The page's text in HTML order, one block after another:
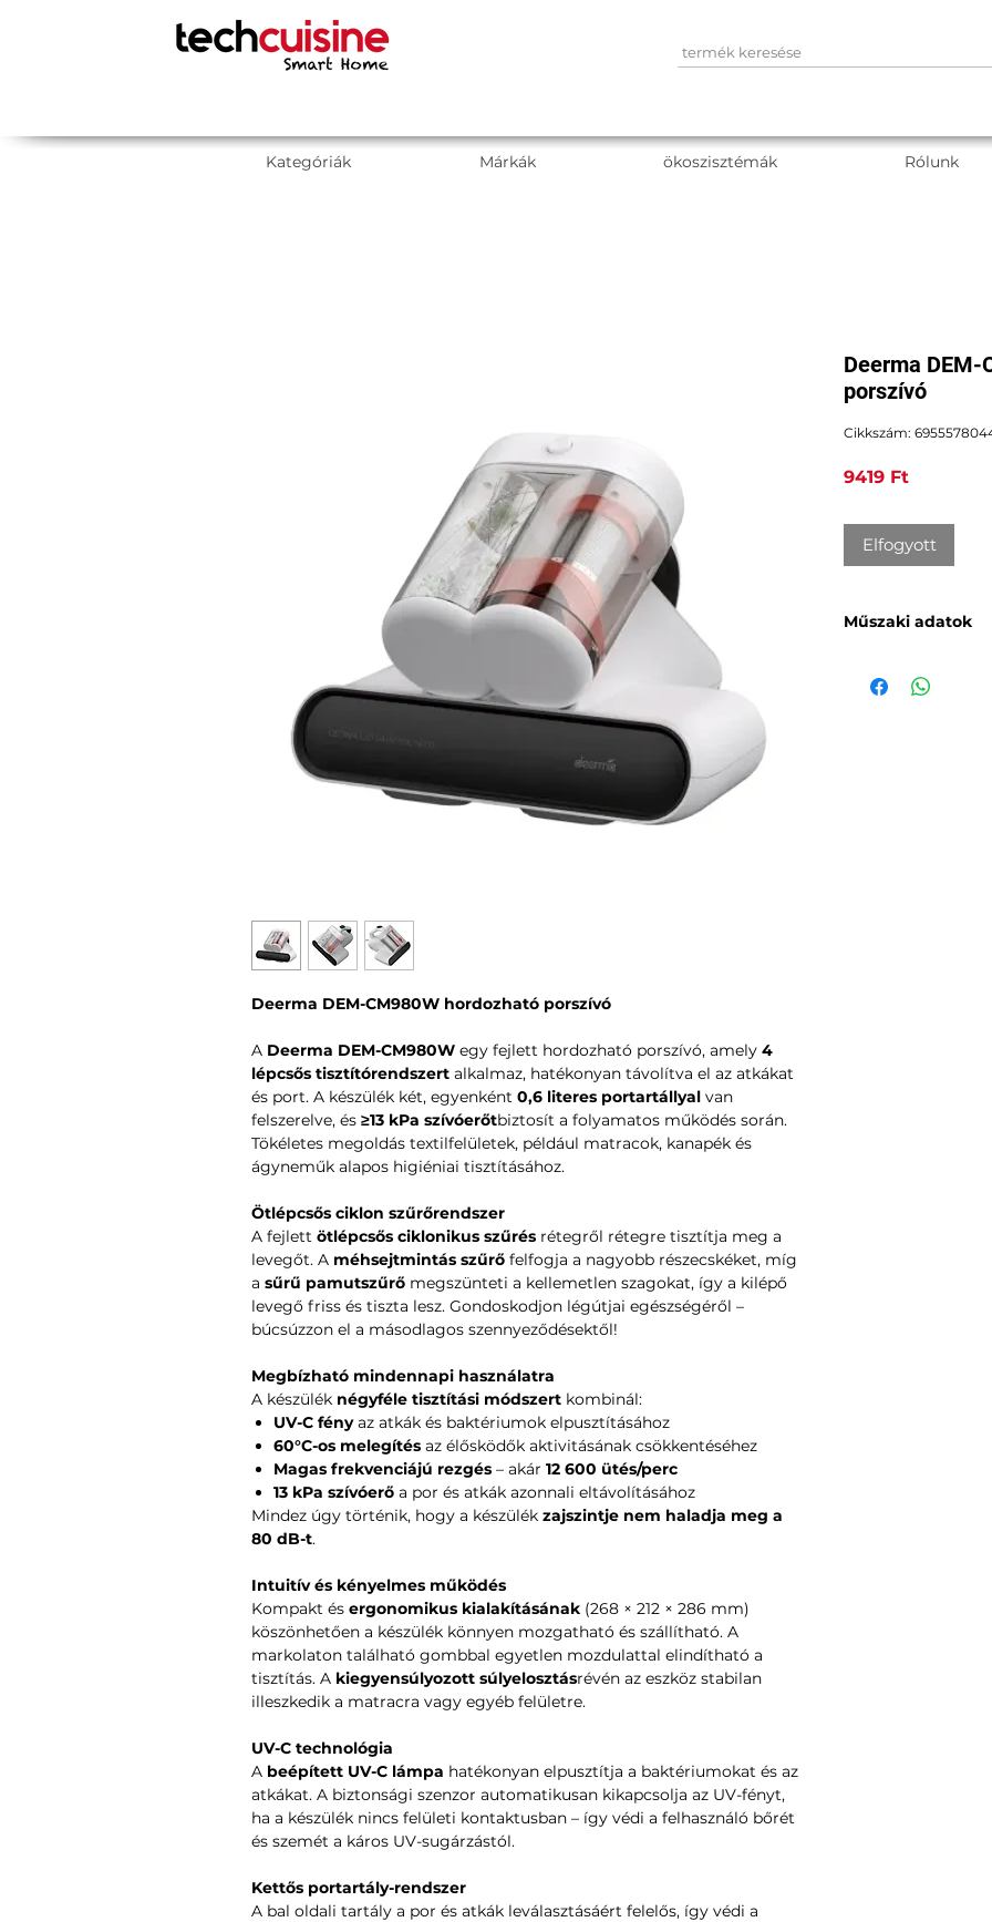
Kategóriák Márkák ökoszisztémák Rólunk
Deerma DEM-CM980W hordozható porszívó
A Deerma DEM-CM980W egy fejlett hordozható porszívó, amely 4
lépcsős tisztítórendszert alkalmaz, hatékonyan távolítva el az atkákat
és port. A készülék két, egyenként 0,6 literes portartállyal van
felszerelve, és ≥13 kPa szívóerőtbiztosít a folyamatos működés során.
Tökéletes megoldás textilfelületek, például matracok, kanapék és
ágyneműk alapos higiéniai tisztításához.
Ötlépcsős ciklon szűrőrendszer
A fejlett ötlépcsős ciklonikus szűrés rétegről rétegre tisztítja meg a
levegőt. A méhsejtmintás szűrő felfogja a nagyobb részecskéket, míg
a sűrű pamutszűrő megszünteti a kellemetlen szagokat, így a kilépő
levegő friss és tiszta lesz. Gondoskodjon légútjai egészségéről –
búcsúzzon el a másodlagos szennyeződésektől!
Megbízható mindennapi használatra
A készülék négyféle tisztítási módszert kombinál:
UV-C fényaz atkák és baktériumok elpusztításához
60°C-os melegítés az élősködők aktivitásának csökkentéséhez
Magas frekvenciájú rezgés – akár 12 600 ütés/perc
13 kPa szívóerő a por és atkák azonnali eltávolításához
Mindez úgy történik, hogy a készülék zajszintje nem haladja meg a
80 dB-t.
Intuitív és kényelmes működés
Kompakt és ergonomikus kialakításának (268 × 212 × 286 mm)
köszönhetően a készülék könnyen mozgatható és szállítható. A
markolaton található gombbal egyetlen mozdulattal elindítható a
tisztítás. A kiegyensúlyozott súlyelosztásrévén az eszköz stabilan
illeszkedik a matracra vagy egyéb felületre.
UV-C technológia
A beépített UV-C lámpa hatékonyan elpusztítja a baktériumokat és az
atkákat. A biztonsági szenzor automatikusan kikapcsolja az UV-fényt,
ha a készülék nincs felületi kontaktusban – így védi a felhasználó bőrét
és szemét a káros UV-sugárzástól.
Kettős portartály-rendszer
A bal oldali tartály a por és atkák leválasztásáért felelős, így védi a
Deerma DEM-
porszívó
Cikkszám:
9419 FtÁr
Elfogyott
Műszaki adatok
Modell
: DEM-